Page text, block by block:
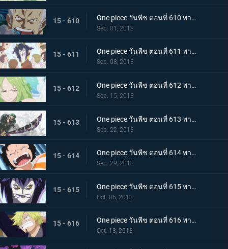
15 - 610 One piece วันพีช ตอนที่ 610 พากย์ไทย ปะทะกำปั้น! การต่อสู้ของ 2 พลเรือโท
Sep. 01, 2013
15 - 611 One piece วันพีช ตอนที่ 611 พากย์ไทย มังกรน้อย! โมโมโนะซูเกะ ปรากฏตัว
Sep. 08, 2013
15 - 612 One piece วันพีช ตอนที่ 612 พากย์ไทย เสี่ยงตายกลางพายุหิมะ กลุ่มหมวกฟางปะทะสาวหิมะ
Sep. 15, 2013
15 - 613 One piece วันพีช ตอนที่ 613 พากย์ไทย ระเบิดท่าไม้ตาย! วิชาดาบเดียวไร้เทียมทานของโซโล!
Sep. 22, 2013
15 - 614 One piece วันพีช ตอนที่ 614 พากย์ไทย ปกป้องเพื่อนไว้! โมช่าวิ่งหนีสุดชีวิต
Sep. 29, 2013
15 - 615 One piece วันพีช ตอนที่ 615 พากย์ไทย ความโศกเศร้าของหนวดน้ำตาล! หนึ่งหมัดแห่งความโกรธของลูฟี่
Oct. 06, 2013
15 - 616 One piece วันพีช ตอนที่ 616 พากย์ไทย บทสรุปอันน่าตกใจ!!! สโมคเกอร์ ปะทะ เวอร์โก้!
Oct. 13, 2013